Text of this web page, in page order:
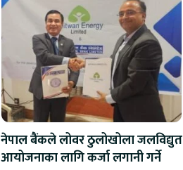
नेपाल बैंकले लोवर ठुलोखोला जलविद्युत
आयोजनाका लागि कर्जा लगानी गर्ने